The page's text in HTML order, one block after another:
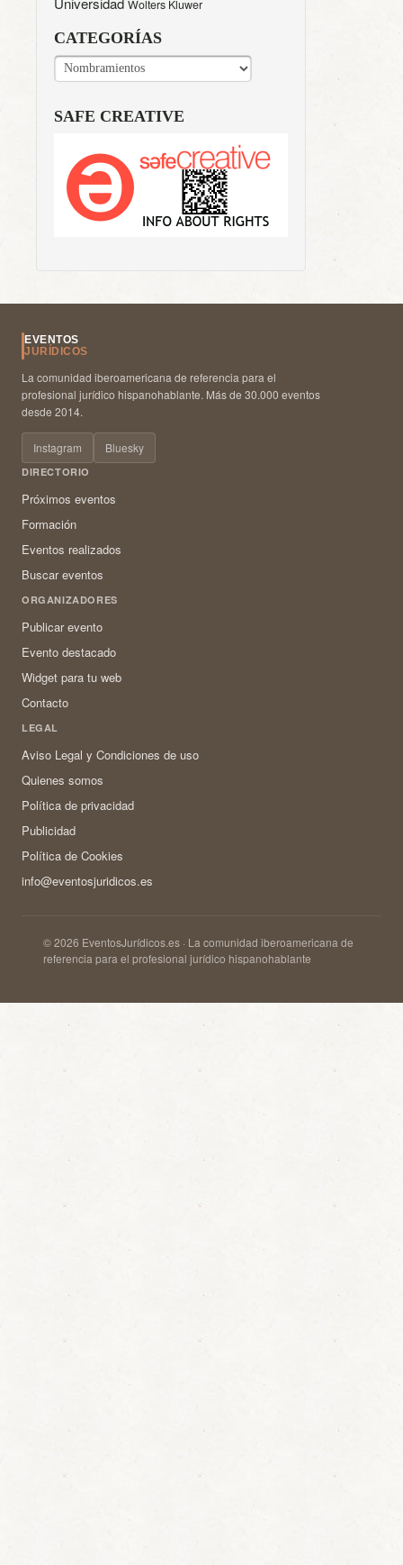
Wolters Kluwer
CATEGORÍAS
CATEGORÍAS
SAFE CREATIVE
EVENTOS
JURÍDICOS
La comunidad iberoamericana de referencia para el
profesional jurídico hispanohablante. Más de 30.000 eventos
desde 2014.
Instagram Bluesky
DIRECTORIO
Próximos eventos
Formación
Eventos realizados
Buscar eventos
ORGANIZADORES
Publicar evento
Evento destacado
Widget para tu web
Contacto
LEGAL
Aviso Legal y Condiciones de uso
Quienes somos
Política de privacidad
Publicidad
Política de Cookies
info@eventosjuridicos.es
© 2026 EventosJurídicos.es · La comunidad iberoamericana de
referencia para el profesional jurídico hispanohablante